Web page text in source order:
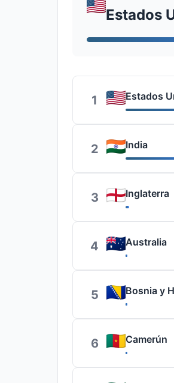
Estados
1 Estados
2 India
3 Inglaterra
4 Australia
5 Bosnia y
6 Camerún